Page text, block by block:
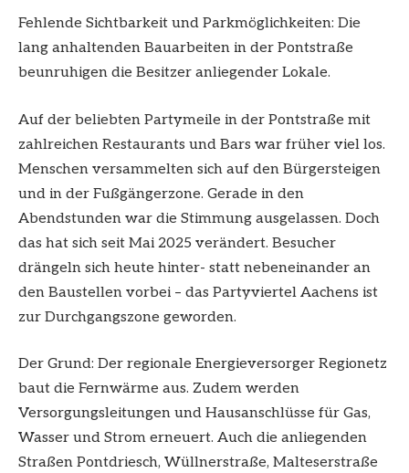
Fehlende Sichtbarkeit und Parkmöglichkeiten: Die
lang anhaltenden Bauarbeiten in der Pontstraße
beunruhigen die Besitzer anliegender Lokale.
Auf der beliebten Partymeile in der Pontstraße mit
zahlreichen Restaurants und Bars war früher viel los.
Menschen versammelten sich auf den Bürgersteigen
und in der Fußgängerzone. Gerade in den
Abendstunden war die Stimmung ausgelassen. Doch
das hat sich seit Mai 2025 verändert. Besucher
drängeln sich heute hinter- statt nebeneinander an
den Baustellen vorbei – das Partyviertel Aachens ist
zur Durchgangszone geworden.
Der Grund: Der regionale Energieversorger Regionetz
baut die Fernwärme aus. Zudem werden
Versorgungsleitungen und Hausanschlüsse für Gas,
Wasser und Strom erneuert. Auch die anliegenden
Straßen Pontdriesch, Wüllnerstraße, Malteserstraße